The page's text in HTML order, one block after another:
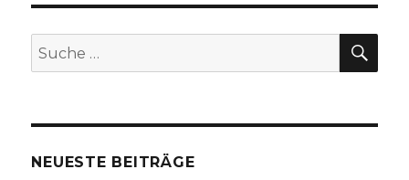
Suche
nach:
NEUESTE BEITRÄGE